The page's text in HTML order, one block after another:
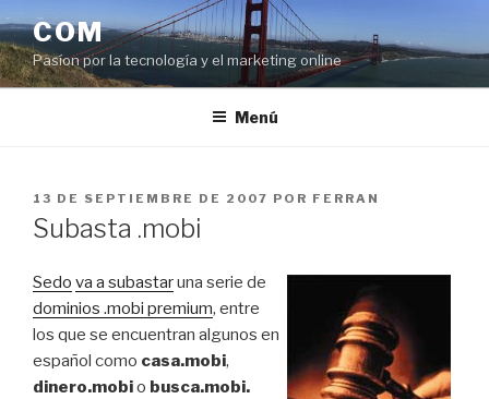
al
contenido
COM
Pasíon por la tecnología y el marketing online
Menú
PUBLICADO
EL
13 DE SEPTIEMBRE DE 2007 POR FERRAN
Subasta .mobi
Sedo va a subastaruna serie de
dominios .mobi premium, entre
los que se encuentran algunos en
español como casa.mobi,
dinero.mobio busca.mobi.